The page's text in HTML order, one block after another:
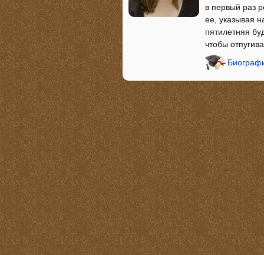
в первый раз
ее, указывая
пятилетняя
чтобы